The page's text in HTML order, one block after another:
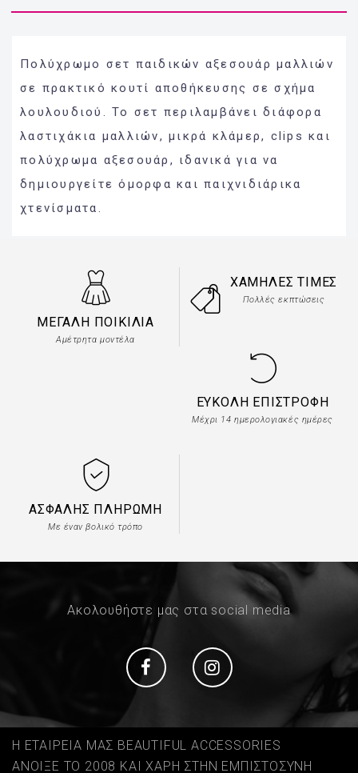
Πολύχρωμο σετ παιδικών αξεσουάρ μαλλιών
σε πρακτικό κουτί αποθήκευσης σε σχήμα
λουλουδιού. Το σετ περιλαμβάνει διάφορα
λαστιχάκια μαλλιών, μικρά κλάμερ, clips και
πολύχρωμα αξεσουάρ, ιδανικά για να
δημιουργείτε όμορφα και παιχνιδιάρικα
χτενίσματα.
ΜΕΓΆΛΗ ΠΟΙΚΙΛΊΑ
Αμέτρητα μοντέλα
ΧΑΜΗΛΈΣ ΤΙΜΈΣ
Πολλές εκπτώσεις
ΕΎΚΟΛΗ ΕΠΙΣΤΡΟΦΉ
Μέχρι 14 ημερολογιακές ημέρες
ΑΣΦΑΛΉΣ ΠΛΗΡΩΜΉ
Με έναν βολικό τρόπο
Ακολουθήστε μας στα social media
Social Social
Η ΕΤΑΙΡΕΙΑ ΜΑΣ BEAUTIFUL ACCESSORIES
ΑΝΟΙΞΕ ΤΟ 2008 ΚΑΙ ΧΑΡΗ ΣΤΗΝ ΕΜΠΙΣΤΟΣΥΝΗ